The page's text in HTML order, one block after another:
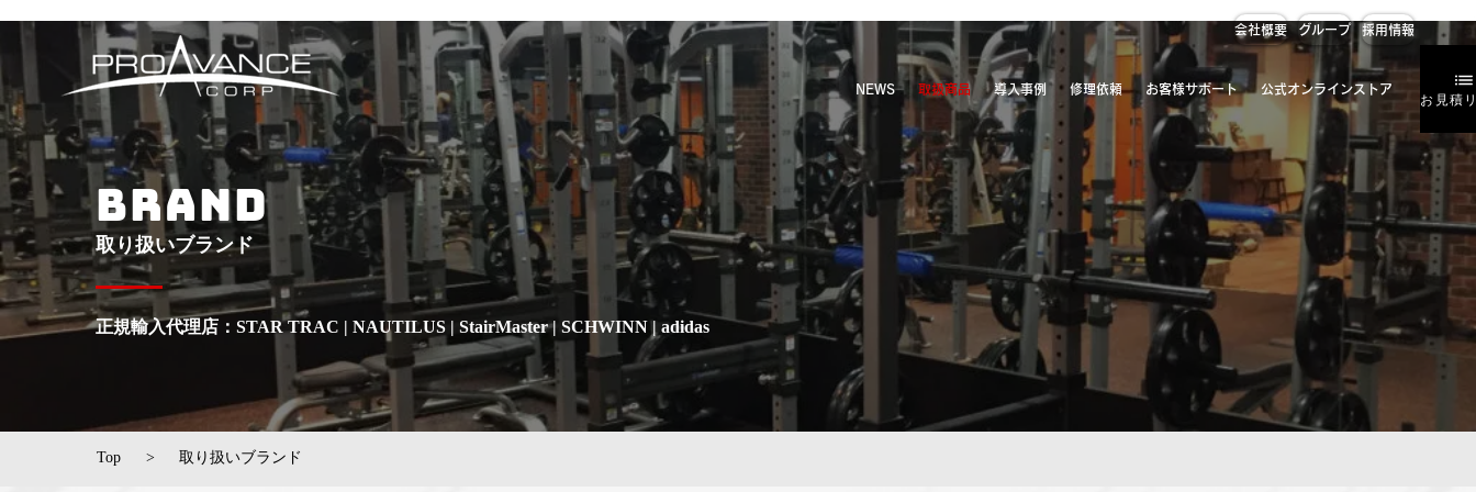
会社概要 グループ 採用情報
NEWS 取扱商品 導入事例 修理依頼 お客様サポート 公式オンラインストア
お見積
BRAND
取り扱いブランド
正規輸入代理店：STAR TRAC | NAUTILUS | StairMaster | SCHWINN | adidas
Top > ​取り扱いブランド